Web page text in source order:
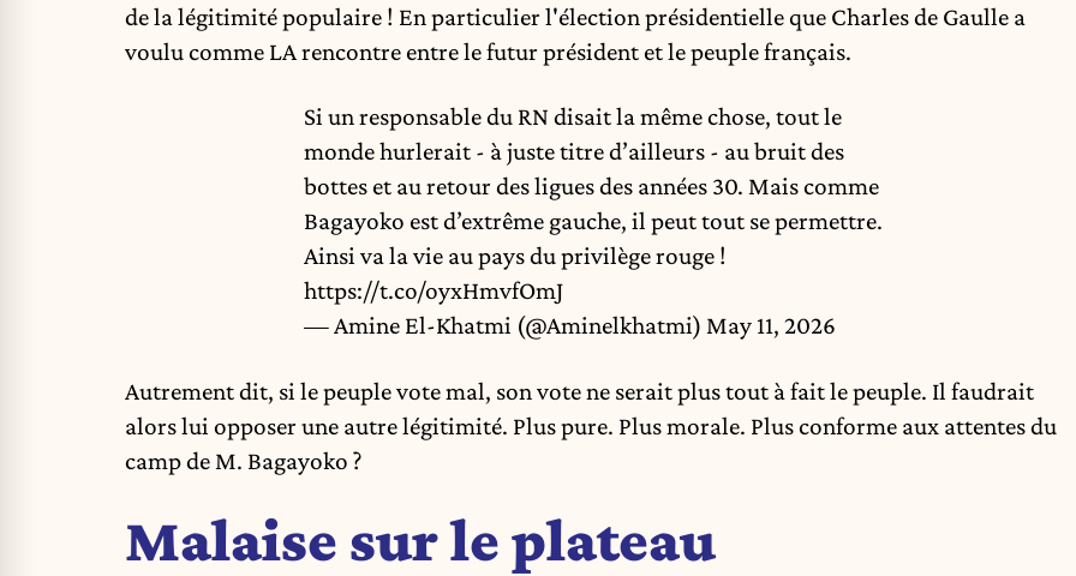
de la légitimité populaire ! En particulier l'élection présidentielle que Charles de Gaulle a
voulu comme LA rencontre entre le futur président et le peuple français.
Si un responsable du RN disait la même chose, tout le
monde hurlerait - à juste titre d’ailleurs - au bruit des
bottes et au retour des ligues des années 30. Mais comme
Bagayoko est d’extrême gauche, il peut tout se permettre.
Ainsi va la vie au pays du privilège rouge !
https://t.co/oyxHmvfOmJ
— Amine El-Khatmi (@Aminelkhatmi) May 11, 2026
Autrement dit, si le peuple vote mal, son vote ne serait plus tout à fait le peuple. Il faudrait
alors lui opposer une autre légitimité. Plus pure. Plus morale. Plus conforme aux attentes du
camp de M. Bagayoko ?
Malaise sur le plateau